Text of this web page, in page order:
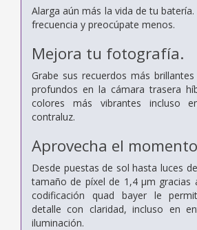
Alarga aún más la vida de tu
frecuencia y preocúpate menos.
Mejora tu fotografía.
Grabe sus recuerdos más
profundos en la cámara trasera
colores más vibrantes incluso
contraluz.
Aprovecha el momento
Desde puestas de sol hasta luces
tamaño de píxel de 1,4 μm gracias
codificación quad bayer le
detalle con claridad, incluso en
iluminación.